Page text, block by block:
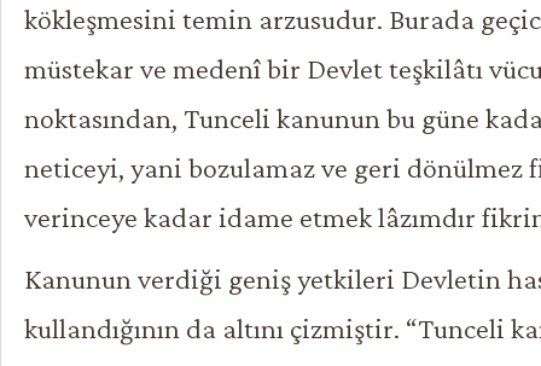
kökleşmesini temin arzusudur. Burada
müstekar ve medenî bir Devlet teşkilâtı
noktasından, Tunceli kanunun bu güne
neticeyi, yani bozulamaz ve geri
verinceye kadar idame etmek lâzımdır
Kanunun verdiği geniş yetkileri Devletin
kullandığının da altını çizmiştir. “Tunceli